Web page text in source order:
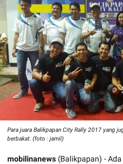
Para juara Balikpapan City Rally 2017 yang
berbakat. (foto : jamil)
mobilinanews (Balikpapan) -